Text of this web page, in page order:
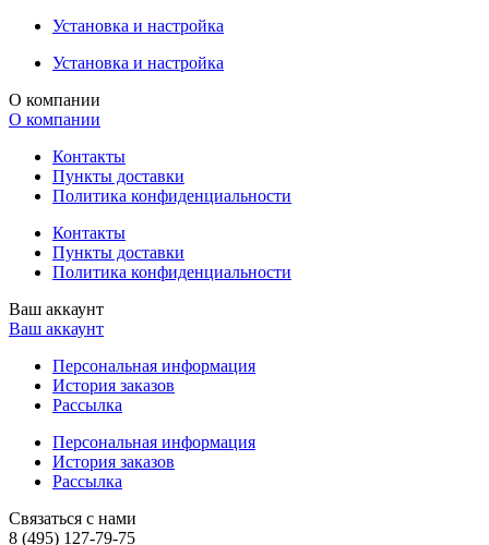
Установка и настройка
Установка и настройка
О компании
О компании
Контакты
Пункты доставки
Политика конфиденциальности
Контакты
Пункты доставки
Политика конфиденциальности
Ваш аккаунт
Ваш аккаунт
Персональная информация
История заказов
Рассылка
Персональная информация
История заказов
Рассылка
Связаться с нами
8 (495) 127-79-75